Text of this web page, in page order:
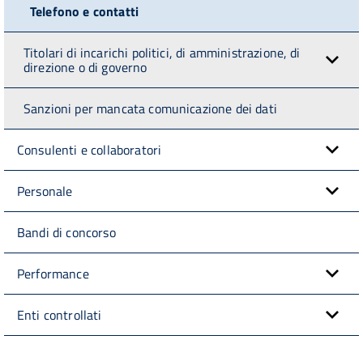
Telefono e contatti
Titolari di incarichi politici, di amministrazione, di
direzione o di governo
Sanzioni per mancata comunicazione dei dati
Consulenti e collaboratori
Personale
Bandi di concorso
Performance
Enti controllati